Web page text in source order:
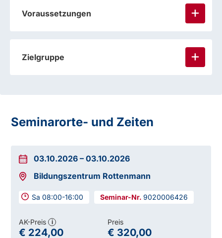
Voraussetzungen
Zielgruppe
Seminarorte- und Zeiten
03.10.2026 –03.10.2026
Bildungszentrum Rottenmann
Sa 08:00-16:00 9020006426
AK-Preis i
€ 224,00
Preis
€ 320,00